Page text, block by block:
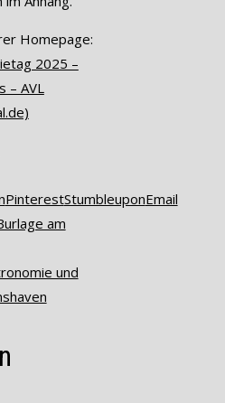
Homepage:
2025 –
– AVL
PinterestStumbleuponEmail
am
und